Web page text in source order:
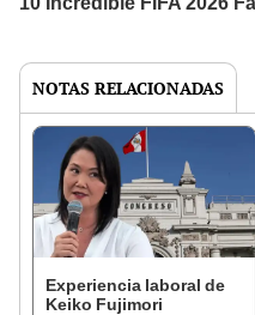
NOTAS RELACIONADAS
Experiencia laboral de
Keiko Fujimori